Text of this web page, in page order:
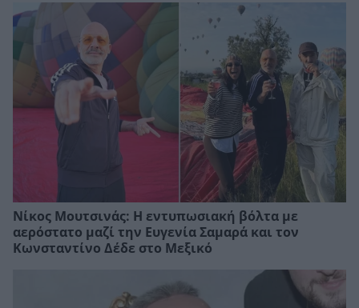
Νίκος Μουτσινάς: Η εντυπωσιακή βόλτα με
αερόστατο μαζί την Ευγενία Σαμαρά και τον
Κωνσταντίνο Δέδε στο Μεξικό